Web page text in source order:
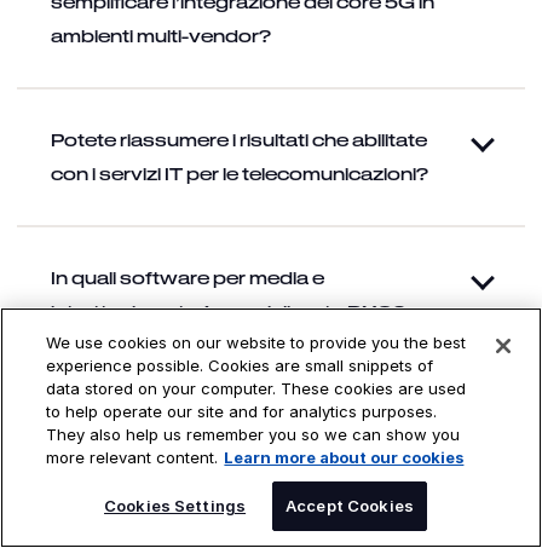
ambienti multi-vendor?
Potete riassumere i risultati che abilitate
con i servizi IT per le telecomunicazioni?
In quali software per media e
intrattenimento è specializzata DXC?
We use cookies on our website to provide you the best
experience possible. Cookies are small snippets of
data stored on your computer. These cookies are used
to help operate our site and for analytics purposes.
They also help us remember you so we can show you
more relevant content. Learn more about our cookies
Cookies Settings Accept Cookies